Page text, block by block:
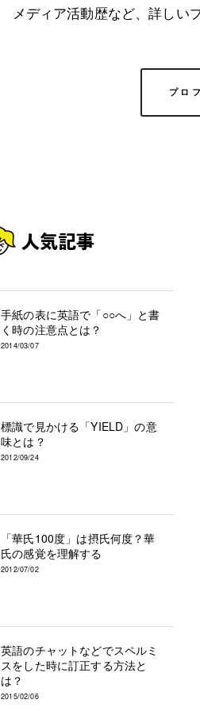
メディア活動歴など、詳しい
プロ
手紙の表に英語で「○○へ」と書
く時の注意点とは？
2014/03/07
標識で見かける「YIELD」の意
味とは？
2012/09/24
「華氏100度」は摂氏何度？華
氏の感覚を理解する
2012/07/02
英語のチャットなどでスペルミ
スをした時に訂正する方法と
は？
2015/02/06